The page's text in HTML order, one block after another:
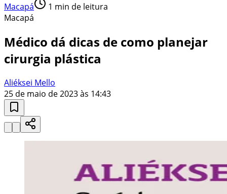
Macapá 1 min de leitura
Macapá
Médico dá dicas de como planejar
cirurgia plástica
Aliéksei Mello
25 de maio de 2023 às 14:43